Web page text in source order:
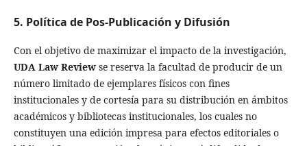
5. Política de Pos-Publicación y Difusión
Con el objetivo de maximizar el impacto de la investigación,
UDA Law Reviewse reserva la facultad de producir de un
número limitado de ejemplares físicos con fines
institucionales y de cortesía para su distribución en ámbitos
académicos y bibliotecas institucionales, los cuales no
constituyen una edición impresa para efectos editoriales o